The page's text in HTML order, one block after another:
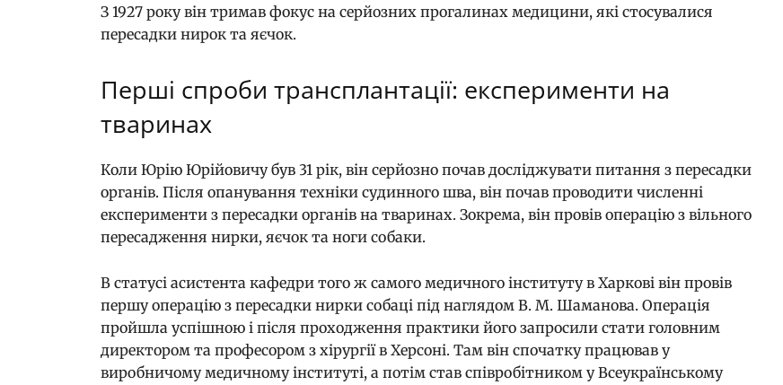
З 1927 року він тримав фокус на серйозних прогалинах медицини, які стосувалися
пересадки нирок та яєчок.
Перші спроби трансплантації: експерименти на
тваринах
Коли Юрію Юрійовичу був 31 рік, він серйозно почав досліджувати питання з пересадки
органів. Після опанування техніки судинного шва, він почав проводити численні
експерименти з пересадки органів на тваринах. Зокрема, він провів операцію з вільного
пересадження нирки, яєчок та ноги собаки.
В статусі асистента кафедри того ж самого медичного інституту в Харкові він провів
першу операцію з пересадки нирки собаці під наглядом В. М. Шаманова. Операція
пройшла успішною і після проходження практики його запросили стати головним
директором та професором з хірургії в Херсоні. Там він спочатку працював у
виробничому медичному інституті, а потім став співробітником у Всеукраїнському